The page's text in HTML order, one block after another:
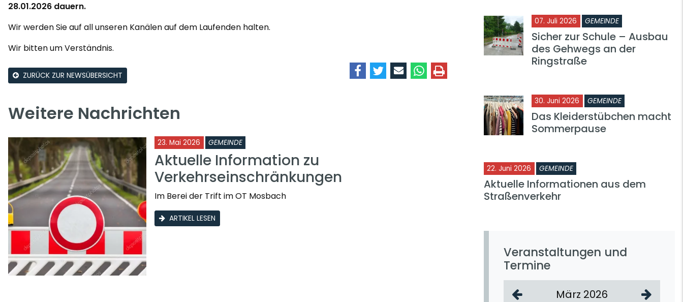
28.01.2026 dauern.
Wir werden Sie auf all unseren Kanälen auf dem Laufenden halten.
Wir bitten um Verständnis.
ZURÜCK ZUR NEWSÜBERSICHT
Weitere Nachrichten
23. Mai 2026 GEMEINDE
Aktuelle Information zu
Verkehrseinschränkungen
Im Berei der Trift im OT Mosbach
ARTIKEL LESEN
07. Juli 2026 GEMEINDE
Sicher zur Schule – Ausbau
des Gehwegs an der
Ringstraße
30. Juni 2026 GEMEINDE
Das Kleiderstübchen macht
Sommerpause
22. Juni 2026 GEMEINDE
Aktuelle Informationen aus dem
Straßenverkehr
Veranstaltungen und
Termine
März 2026